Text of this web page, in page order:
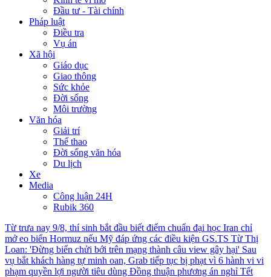
Đầu tư - Tài chính
Pháp luật
Điều tra
Vụ án
Xã hội
Giáo dục
Giao thông
Sức khỏe
Đời sống
Môi trường
Văn hóa
Giải trí
Thể thao
Đời sống văn hóa
Du lịch
Xe
Media
Công luận 24H
Rubik 360
Từ trưa nay 9/8, thí sinh bắt đầu biết điểm chuẩn đại học Iran chỉ
mở eo biển Hormuz nếu Mỹ đáp ứng các điều kiện GS.TS Từ Thị
Loan: 'Đừng biến chửi bới trên mạng thành câu view gây hại' Sau
vụ bắt khách hàng tự minh oan, Grab tiếp tục bị phạt vì 6 hành vi vi
phạm quyền lợi người tiêu dùng Đồng thuận phương án nghỉ Tết